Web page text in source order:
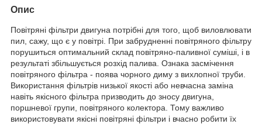
Опис
Повітряні фільтри двигуна потрібні для того, щоб виловлювати
пил, сажу, що є у повітрі. При забрудненні повітряного фільтру
порушиться оптимальний склад повітряно-паливної суміші, і в
результаті збільшується розхід палива. Ознака засмічення
повітряного фільтра - поява чорного диму з вихлопної труби.
Використання фільтрів низької якості або невчасна заміна
навіть якісного фільтра призводить до зносу двигуна,
поршневої групи, повітряного колектора. Тому важливо
використовувати якісні повітряні фільтри і вчасно робити їх